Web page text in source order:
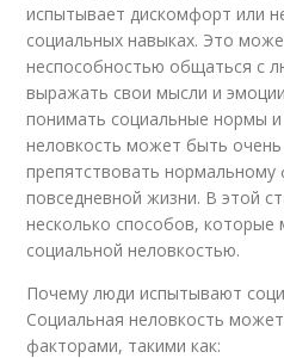
испытывает дискомфорт или
социальных навыках. Это
неспособностью общаться с
выражать свои мысли и
понимать социальные нормы
неловкость может быть
препятствовать
повседневной жизни. В этой
несколько способов, которые
социальной неловкостью.
Почему люди испытывают
Социальная неловкость
факторами, такими как: